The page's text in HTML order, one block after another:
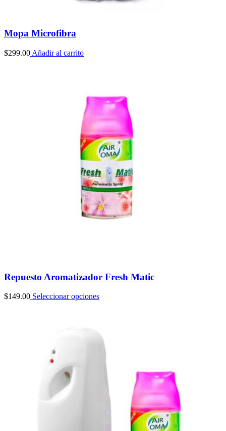
Mopa Microfibra
$299.00 Añadir al carrito
Repuesto Aromatizador Fresh Matic
$149.00 Seleccionar opciones